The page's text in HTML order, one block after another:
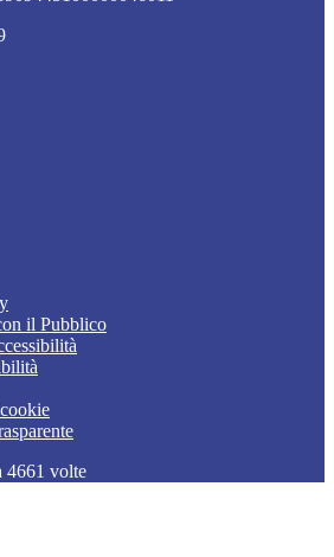
il Pubblico
4661 volte